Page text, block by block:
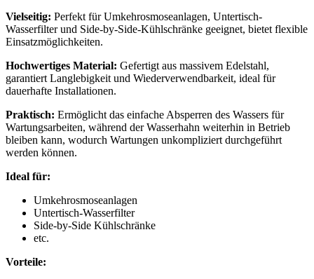
Vielseitig: Perfekt für Umkehrosmoseanlagen, Untertisch-
Wasserfilter und Side-by-Side-Kühlschränke geeignet, bietet flexible
Einsatzmöglichkeiten.
Hochwertiges Material: Gefertigt aus massivem Edelstahl,
garantiert Langlebigkeit und Wiederverwendbarkeit, ideal für
dauerhafte Installationen.
Praktisch: Ermöglicht das einfache Absperren des Wassers für
Wartungsarbeiten, während der Wasserhahn weiterhin in Betrieb
bleiben kann, wodurch Wartungen unkompliziert durchgeführt
werden können.
Ideal für:
Umkehrosmoseanlagen
Untertisch-Wasserfilter
Side-by-Side Kühlschränke
etc.
Vorteile: